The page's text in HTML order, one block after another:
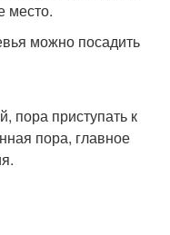
место.
можно посадить
пора приступать к
пора, главное